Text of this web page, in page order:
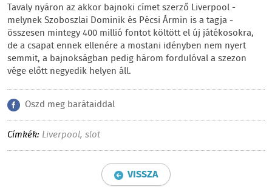
Tavaly nyáron az akkor bajnoki címet szerző Liverpool -
melynek Szoboszlai Dominik és Pécsi Ármin is a tagja -
összesen mintegy 400 millió fontot költött el új játékosokra,
de a csapat ennek ellenére a mostani idényben nem nyert
semmit, a bajnokságban pedig három fordulóval a szezon
vége előtt negyedik helyen áll.
Oszd meg barátaiddal
Címkék: Liverpool, slot
VISSZA